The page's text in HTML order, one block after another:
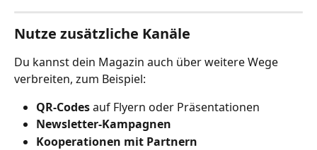
Nutze zusätzliche Kanäle
Du kannst dein Magazin auch über weitere Wege
verbreiten, zum Beispiel:
QR-Codes auf Flyern oder Präsentationen
Newsletter-Kampagnen
Kooperationen mit Partnern